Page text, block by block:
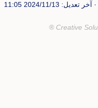
· آخر تعديل: 2024/11/13 11:05